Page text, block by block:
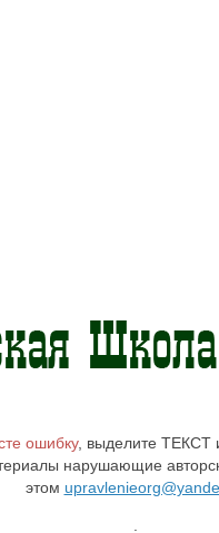
ошибку, выделите ТЕКСТ
нарушающие
этом